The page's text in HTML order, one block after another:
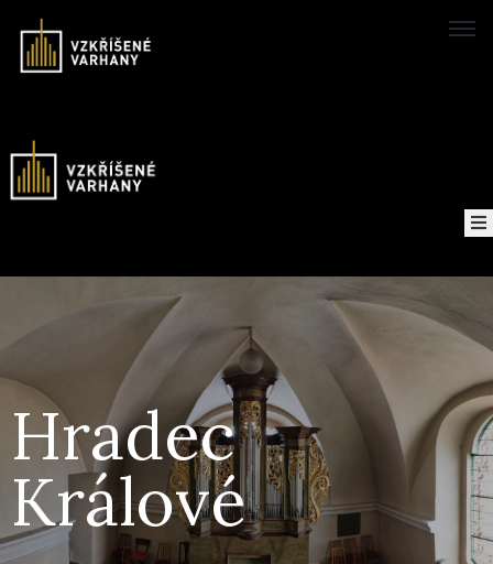
Koncerty
Nahrávky
Kontakt
Hradec
Králové